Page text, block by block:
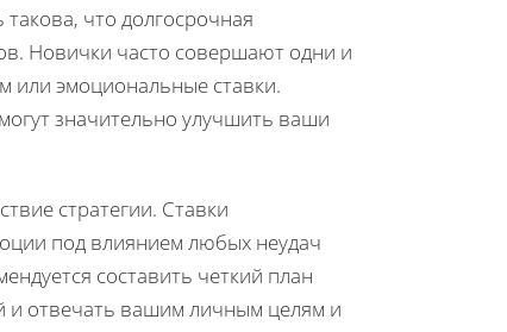
что долгосрочная
Новички часто совершают одни и
или эмоциональные ставки.
значительно улучшить ваши
стратегии. Ставки
под влиянием любых неудач
составить четкий план
и отвечать вашим личным целям и